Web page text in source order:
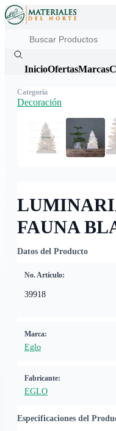
InicioOfertasMarcas
FAUNA
Datos del Producto
No. Artículo:
39918
Marca:
Eglo
Fabricante:
EGLO
Especificaciones del
Categoría
Decoración